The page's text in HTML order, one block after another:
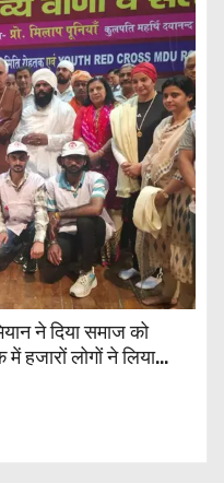
ने दिया समाज को
हजारों लोगों ने लिया